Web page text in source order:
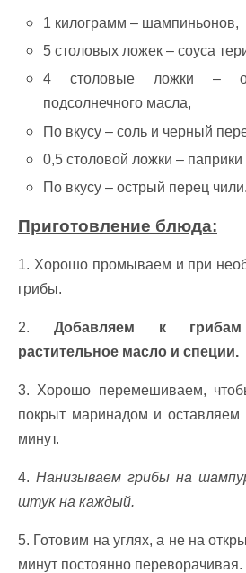
1 килограмм – шампиньонов,
5 столовых ложек – соуса
4 столовые ложки –
подсолнечного масла,
По вкусу – соль и черный
0,5 столовой ложки – паприки
По вкусу – острый перец чили.
Приготовление блюда:
1. Хорошо промываем и при
грибы.
2. Добавляем к
растительное масло и специи.
3. Хорошо перемешиваем,
покрыт маринадом и оставляем
минут.
4. Нанизываем грибы на
штук на каждый.
5. Готовим на углях, а не на
минут постоянно переворачивая.